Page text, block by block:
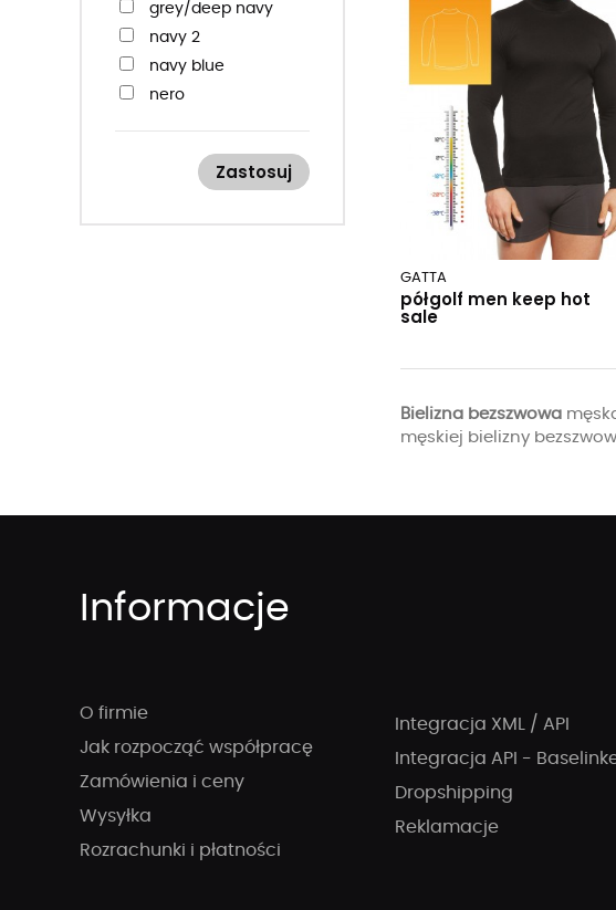
grey/deep navy
navy 2
navy blue
nero
titanium
Zastosuj
GATTA
półgolf men keep hot
sale
Bielizna bezszwowa
męskiej bielizny
Informacje
O firmie
Jak rozpocząć współpracę
Zamówienia i ceny
Wysyłka
Rozrachunki i płatności
Integracja XML / API
Integracja API -
Dropshipping
Reklamacje